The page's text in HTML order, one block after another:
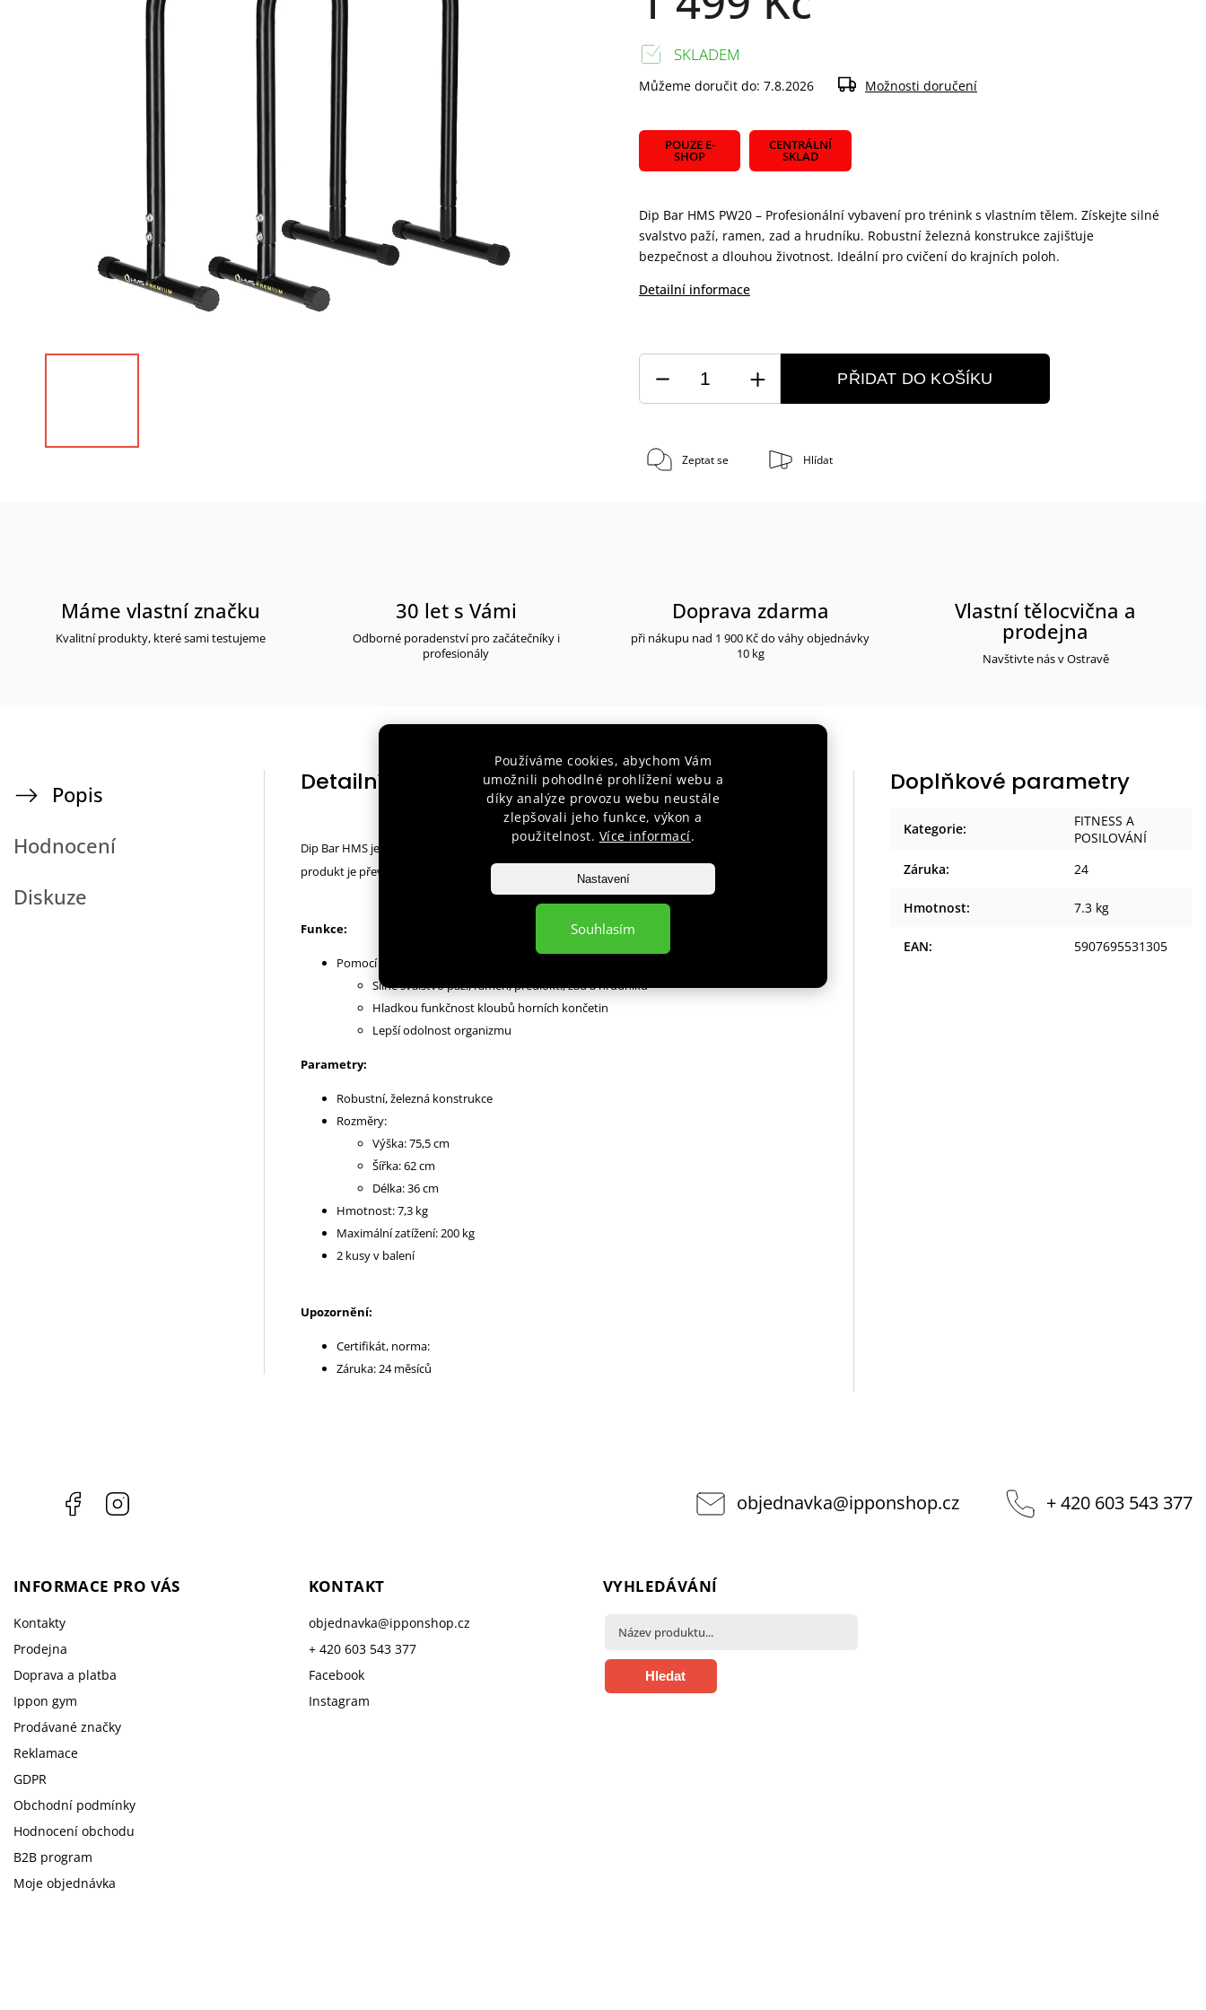
Používáme cookies, abychom Vám
umožnili pohodlné prohlížení webu a
díky analýze provozu webu neustále
zlepšovali jeho funkce, výkon a
použitelnost. Více informací.
Nastavení
Souhlasím
POUZE E-
SHOP
CENTRÁLNÍ
SKLAD
Dip Bar HMS PW20 – Profesionální vybavení pro trénink s vlastním tělem. Získejte silné
svalstvo paží, ramen, zad a hrudníku. Robustní železná konstrukce zajišťuje
bezpečnost a dlouhou životnost. Ideální pro cvičení do krajních poloh.
Detailní informace
SKLADEM
Můžeme doručit do: 7.8.2026 Možnosti doručení
PŘIDAT DO KOŠÍKU
Zeptat se Hlídat
Máme vlastní značku
Kvalitní produkty, které sami testujeme
30 let s Vámi
Odborné poradenství pro začátečníky i
profesionály
Doprava zdarma
při nákupu nad 1 900 Kč do váhy objednávky
10 kg
Vlastní tělocvična a
prodejna
Navštivte nás v Ostravě
Popis
Hodnocení
Diskuze
Detailní popis produktu
Dip Bar HMS je profesionální zařízení, využívané především v tréninku s vlastním tělem. Tento
produkt je převážně využíván kvůli možností vykonávat cvik do krajních poloh.
Funkce:
Pomocí podpěr lze rychle získat:
Silné svalstvo paží, ramen, předloktí, zad a hrudníku
Hladkou funkčnost kloubů horních končetin
Lepší odolnost organizmu
Parametry:
Robustní, železná konstrukce
Rozměry:
Výška: 75,5 cm
Šířka: 62 cm
Délka: 36 cm
Hmotnost: 7,3 kg
Maximální zatížení: 200 kg
2 kusy v balení
Upozornění:
Certifikát, norma:
Záruka: 24 měsíců
Doplňkové parametry
Kategorie:
FITNESS A
POSILOVÁNÍ
Záruka: 24
Hmotnost: 7.3 kg
EAN: 5907695531305
Facebook objednavka@ipponshop.cz + 420 603 543 377
INFORMACE PRO VÁS
Kontakty
Prodejna
Doprava a platba
Ippon gym
Prodávané značky
Reklamace
GDPR
Obchodní podmínky
Hodnocení obchodu
B2B program
Moje objednávka
KONTAKT
objednavka@ipponshop.cz
+ 420 603 543 377
Facebook
Instagram
VYHLEDÁVÁNÍ
Hledat